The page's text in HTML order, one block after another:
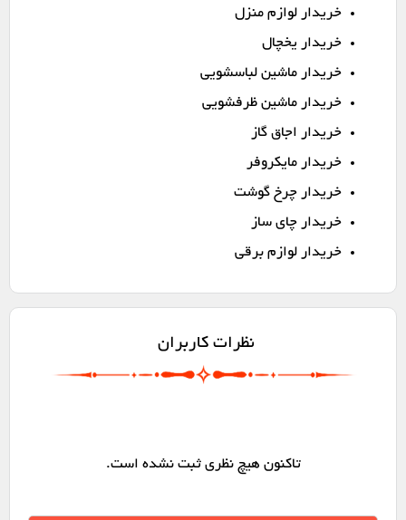
خریدار لوازم منزل
خریدار یخچال
خریدار ماشین لباسشویی
خریدار ماشین ظرفشویی
خریدار اجاق گاز
خریدار مایکروفر
خریدار چرخ گوشت
خریدار چای ساز
خریدار لوازم برقی
نظرات کاربران
تاکنون هیچ نظری ثبت نشده است.